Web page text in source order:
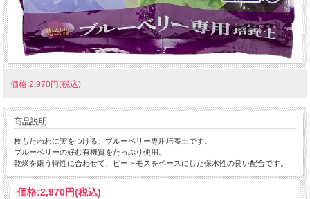
価格:2,970円(税込)
商品説明
枝もたわわに実をつける、ブルーベリー専用培養土です。
ブルーベリーの好む有機質をたっぷり使用。
乾燥を嫌う特性に合わせて、ピートモスをベースにした保水性の良い配合です。
価格:2,970円(税込)